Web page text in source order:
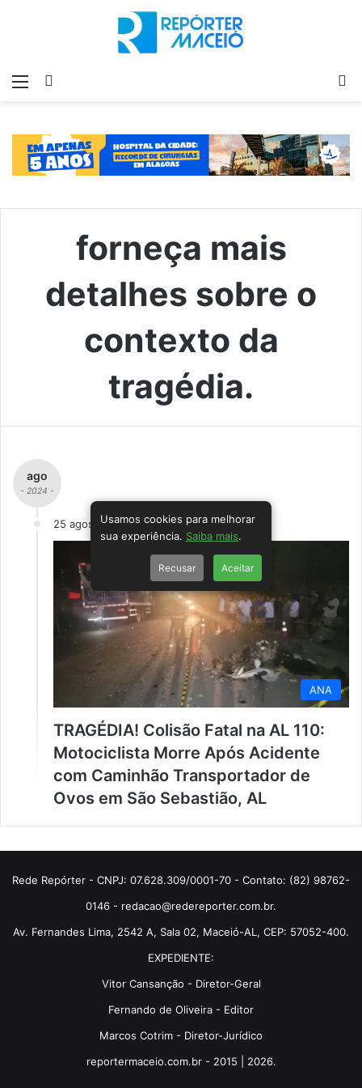
Menu
forneça mais
detalhes sobre o
contexto da
tragédia.
ago
- 2024 -
25 agosto
ANA
TRAGÉDIA! Colisão Fatal na AL 110:
Motociclista Morre Após Acidente
com Caminhão Transportador de
Ovos em São Sebastião, AL
Rede Repórter - CNPJ: 07.628.309/0001-70 - Contato: (82) 98762-
0146 - redacao@redereporter.com.br.
Av. Fernandes Lima, 2542 A, Sala 02, Maceió-AL, CEP: 57052-400.
EXPEDIENTE:
Vitor Cansanção - Diretor-Geral
Fernando de Oliveira - Editor
Marcos Cotrim - Diretor-Jurídico
reportermaceio.com.br - 2015 | 2026.
Usamos cookies para melhorar
sua experiência. Saiba mais
Recusar Aceitar